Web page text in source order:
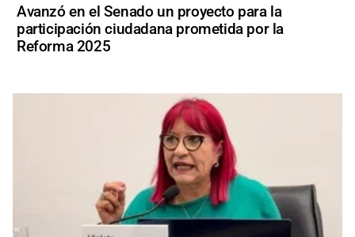
Avanzó en el Senado un proyecto para la
participación ciudadana prometida por la
Reforma 2025